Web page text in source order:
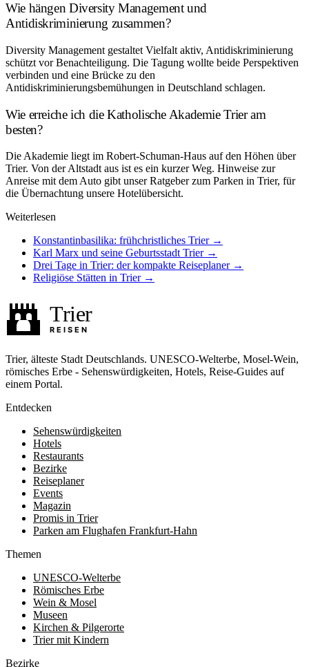
Wie hängen Diversity Management und
Antidiskriminierung zusammen?
Diversity Management gestaltet Vielfalt aktiv, Antidiskriminierung
schützt vor Benachteiligung. Die Tagung wollte beide Perspektiven
verbinden und eine Brücke zu den
Antidiskriminierungsbemühungen in Deutschland schlagen.
Wie erreiche ich die Katholische Akademie Trier am
besten?
Die Akademie liegt im Robert-Schuman-Haus auf den Höhen über
Trier. Von der Altstadt aus ist es ein kurzer Weg. Hinweise zur
Anreise mit dem Auto gibt unser Ratgeber zum Parken in Trier, für
die Übernachtung unsere Hotelübersicht.
Weiterlesen
Konstantinbasilika: frühchristliches Trier →
Karl Marx und seine Geburtsstadt Trier →
Drei Tage in Trier: der kompakte Reiseplaner →
Religiöse Stätten in Trier →
Trier, älteste Stadt Deutschlands. UNESCO-Welterbe, Mosel-Wein,
römisches Erbe - Sehenswürdigkeiten, Hotels, Reise-Guides auf
einem Portal.
Entdecken
Sehenswürdigkeiten
Hotels
Restaurants
Bezirke
Reiseplaner
Events
Magazin
Promis in Trier
Parken am Flughafen Frankfurt-Hahn
Themen
UNESCO-Welterbe
Römisches Erbe
Wein & Mosel
Museen
Kirchen & Pilgerorte
Trier mit Kindern
Bezirke